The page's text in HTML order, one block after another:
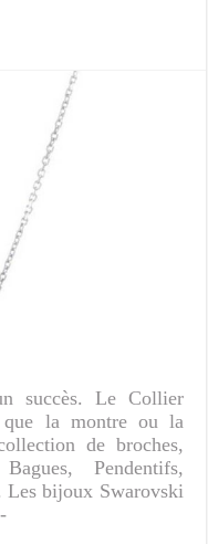
succès. Le Collier
que la montre ou la
de broches,
Pendentifs,
bijoux Swarovski